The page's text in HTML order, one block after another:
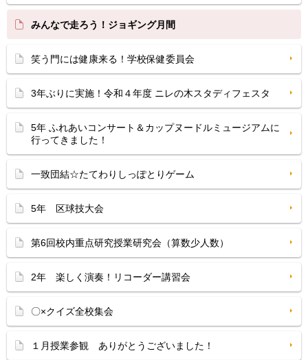
みんなで走ろう！ジョギング月間
笑う門には健康来る！学校保健委員会
3年ぶりに実施！令和４年度 ニレの木スタディフェスタ
5年 ふれあいコンサート＆カップヌードルミュージアムに
行ってきました！
一致団結☆たてわりしっぽとりゲーム
5年 区球技大会
第6回校内重点研究授業研究会（算数少人数）
2年 楽しく演奏！リコーダー講習会
〇×クイズ全校集会
１月授業参観 ありがとうございました！